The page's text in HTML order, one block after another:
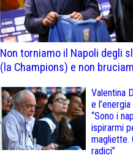
Non torniamo il Napoli degli
(la Champions) e non
Valentina
e
“Sono i
ispirarmi
magliette.
radici”